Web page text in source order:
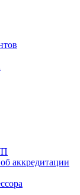
аккредитации